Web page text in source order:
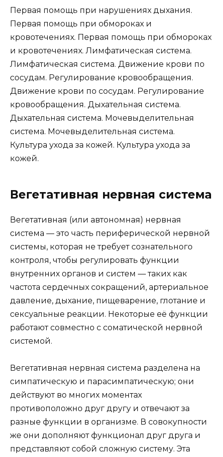
Первая помощь при нарушениях дыхания.
Первая помощь при обмороках и
кровотечениях. Первая помощь при обмороках
и кровотечениях. Лимфатическая система.
Лимфатическая система. Движение крови по
сосудам. Регулирование кровообращения.
Движение крови по сосудам. Регулирование
кровообращения. Дыхательная система.
Дыхательная система. Мочевыделительная
система. Мочевыделительная система.
Культура ухода за кожей. Культура ухода за
кожей.
Вегетативная нервная система
Вегетативная (или автономная) нервная
система — это часть периферической нервной
системы, которая не требует сознательного
контроля, чтобы регулировать функции
внутренних органов и систем — таких как
частота сердечных сокращений, артериальное
давление, дыхание, пищеварение, глотание и
сексуальные реакции. Некоторые её функции
работают совместно с соматической нервной
системой.
Вегетативная нервная система разделена на
симпатическую и парасимпатическую; они
действуют во многих моментах
противоположно друг другу и отвечают за
разные функции в организме. В совокупности
же они дополняют функционал друг друга и
представляют собой сложную систему. Эта